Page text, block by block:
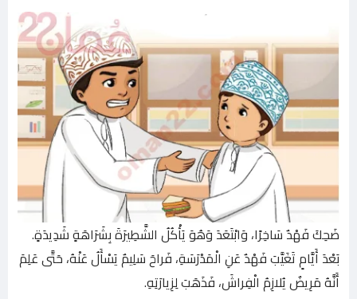
ضَحِكَ فَهْدٌ سَاخِرًا، وَابْتَعَدَ وَهُوَ يَأْكُلُ الشَّطِيرَةَ بِشَرَاهَةٍ شَدِيدَةٍ.
بَعْدَ أَيَّامٍ تَغَيَّبَ فَهْدٌ عَنِ الْمَدْرَسَةِ، فَراحَ سَلِيمٌ يَسْأَلُ عَنْهُ، حَتَّى عَلِمَ
أَنَّهُ مَرِيضٌ يُلازِمُ الْفِراشَ، فَذَهَبَ لِزِيارَتِهِ.